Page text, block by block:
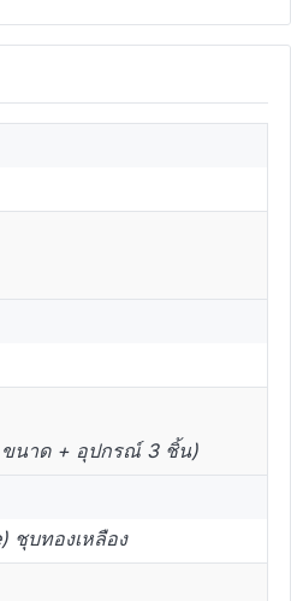
นาด + อุปกรณ์ 3 ชิ้น)
ชุบทองเหลือง